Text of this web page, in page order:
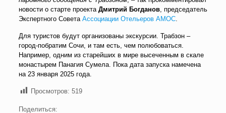
новости о старте проекта Дмитрий Богданов, председатель
Экспертного Совета Ассоциации Отельеров АМОС.
Для туристов будут организованы экскурсии. Трабзон –
город-побратим Сочи, и там есть, чем полюбоваться.
Например, одним из старейших в мире высеченным в скале
монастырем Панагия Сумела. Пока дата запуска намечена
на 23 января 2025 года.
Просмотров: 519
Поделиться: